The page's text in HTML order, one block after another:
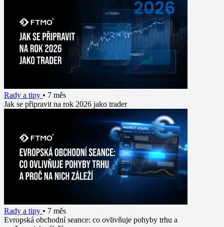
Rady a tipy • 7 měs
Jak se připravit na rok 2026 jako trader
Rady a tipy • 7 měs
Evropská obchodní seance: co ovlivňuje pohyby trhu a